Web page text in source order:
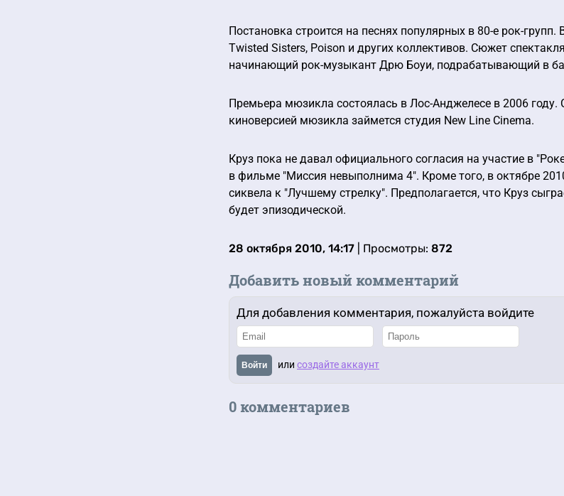
Постановка строится на песнях популярных в 80-е рок-
Twisted Sisters, Poison и других коллективов. Сюжет
начинающий рок-музыкант Дрю Боуи, подрабатывающий в
Премьера мюзикла состоялась в Лос-Анджелесе в 2006
киноверсией мюзикла займется студия New Line Cinema.
Круз пока не давал официального согласия на участие в
в фильме "Миссия невыполнима 4". Кроме того, в октябре
сиквела к "Лучшему стрелку". Предполагается, что Круз
будет эпизодической.
28 октября 2010, 14:17 | Просмотры: 872
Добавить новый комментарий
Для добавления комментария, пожалуйста войдите
Войти или создайте аккаунт
0 комментариев